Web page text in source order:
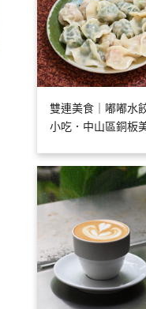
雙連美食｜嘟嘟水
小吃．中山區銅板